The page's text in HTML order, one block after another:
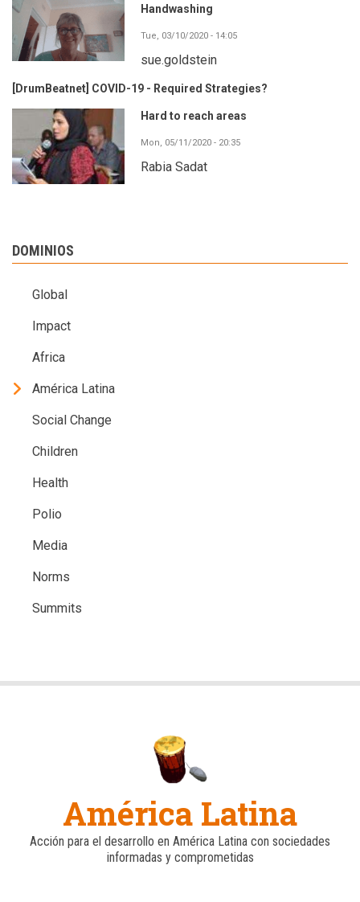
Handwashing
Tue, 03/10/2020 - 14:05
sue.goldstein
[DrumBeatnet] COVID-19 - Required Strategies?
Hard to reach areas
Mon, 05/11/2020 - 20:35
Rabia Sadat
DOMINIOS
Global
Impact
Africa
América Latina
Social Change
Children
Health
Polio
Media
Norms
Summits
América Latina
Acción para el desarrollo en América Latina con sociedades
informadas y comprometidas